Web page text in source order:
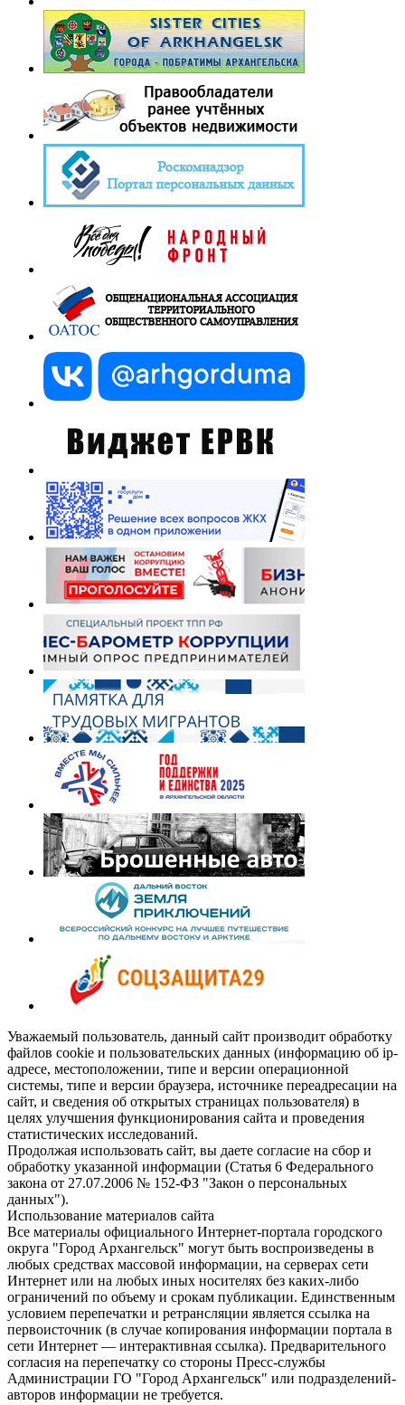
Уважаемый пользователь, данный сайт производит обработку
файлов cookie и пользовательских данных (информацию об ip-
адресе, местоположении, типе и версии операционной
системы, типе и версии браузера, источнике переадресации на
сайт, и сведения об открытых страницах пользователя) в
целях улучшения функционирования сайта и проведения
статистических исследований.
Продолжая использовать сайт, вы даете согласие на сбор и
обработку указанной информации (Статья 6 Федерального
закона от 27.07.2006 № 152-ФЗ "Закон о персональных
данных").
Использование материалов сайта
Все материалы официального Интернет-портала городского
округа "Город Архангельск" могут быть воспроизведены в
любых средствах массовой информации, на серверах сети
Интернет или на любых иных носителях без каких-либо
ограничений по объему и срокам публикации. Единственным
условием перепечатки и ретрансляции является ссылка на
первоисточник (в случае копирования информации портала в
сети Интернет — интерактивная ссылка). Предварительного
согласия на перепечатку со стороны Пресс-службы
Администрации ГО "Город Архангельск" или подразделений-
авторов информации не требуется.